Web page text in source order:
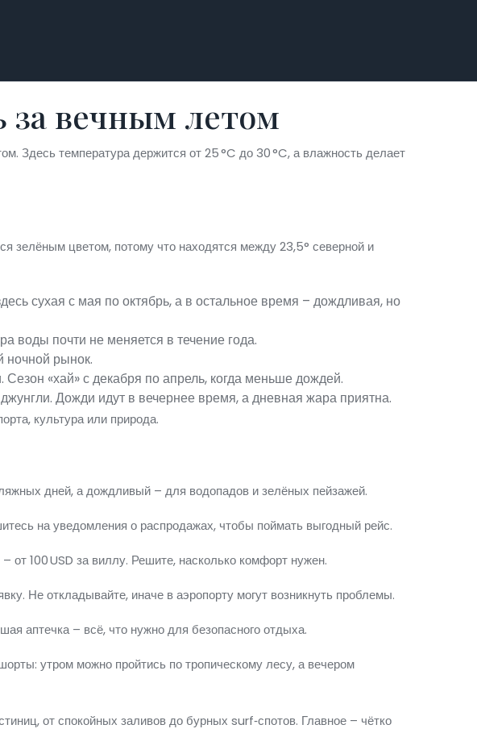
за вечным летом
Здесь температура держится от 25 °C до 30 °C, а влажность делает
зелёным цветом, потому что находятся между 23,5° северной и
сухая с мая по октябрь, а в остальное время – дождливая, но
воды почти не меняется в течение года.
ночной рынок.
«хай» с декабря по апрель, когда меньше дождей.
Дожди идут в вечернее время, а дневная жара приятна.
культура или природа.
дней, а дождливый – для водопадов и зелёных пейзажей.
на уведомления о распродажах, чтобы поймать выгодный рейс.
от 100 USD за виллу. Решите, насколько комфорт нужен.
Не откладывайте, иначе в аэропорту могут возникнуть проблемы.
аптечка – всё, что нужно для безопасного отдыха.
утром можно пройтись по тропическому лесу, а вечером
от спокойных заливов до бурных surf‑спотов. Главное – чётко